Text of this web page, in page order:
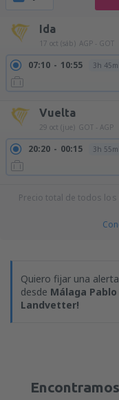
Ida
17 oct (sáb) AGP - GOT
07:10 10:55 3h
Vuelta
29 oct (jue) GOT - AGP
20:20 00:15 3h
Precio total de todos
Quiero fijar una
desde Málaga
Landvetter!